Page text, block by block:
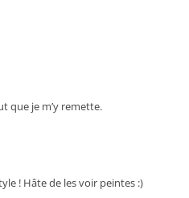
que je m’y remette.
! Hâte de les voir peintes :)